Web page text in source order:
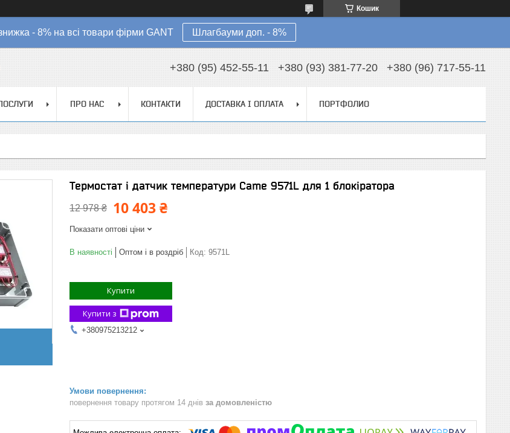
Кошик
- 8% на всі товари фірми GANT Шлагбауми доп. - 8%
+380 (95) 452-55-11 +380 (93) 381-77-20 +380 (96) 717-55-11
ПРО НАС КОНТАКТИ ДОСТАВКА І ОПЛАТА ПОРТФОЛИО
Термостат і датчик температури Came 9571L для 1 блокіратора
12 978 ₴ 10 403 ₴
Показати оптові ціни
В наявності Оптом і в роздріб Код: 9571L
Купити
Купити з
+380975213212
повернення товару протягом 14 днів за домовленістю